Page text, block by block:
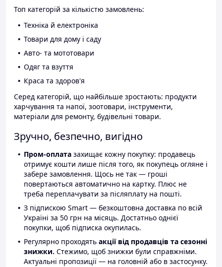
Топ категорій за кількістю замовлень:
Техніка й електроніка
Товари для дому і саду
Авто- та мототовари
Одяг та взуття
Краса та здоров'я
Серед категорій, що найбільше зростають: продукти
харчування та напої, зоотовари, інструменти,
матеріали для ремонту, будівельні товари.
Зручно, безпечно, вигідно
Пром-оплата захищає кожну покупку: продавець
отримує кошти лише після того, як покупець огляне і
забере замовлення. Щось не так — гроші
повертаються автоматично на картку. Плюс не
треба переплачувати за післяплату на пошті.
З підпискою Smart — безкоштовна доставка по всій
Україні за 50 грн на місяць. Достатньо однієї
покупки, щоб підписка окупилась.
Регулярно проходять акції від продавців та сезонні
знижки. Стежимо, щоб знижки були справжніми.
Актуальні пропозиції — на головній або в застосунку.